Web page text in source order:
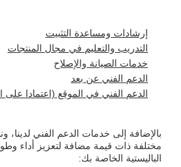
إرشادات ومساعدة التثبيت
التدريب والتعليم في مجال المنتجات
خدمات الصيانة والإصلاح
الدعم الفني عن بعد
الدعم الفني في الموقع (اعتمادا على
بالإضافة إلى خدمات الدعم الفني
مختلفة ذات قيمة مضافة لتعزيز أداء
الباليستية الخاصة بك: